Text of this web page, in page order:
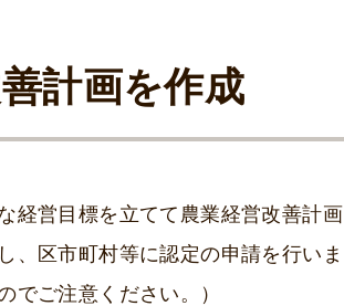
計画を作成
経営目標を立てて農業経営改善計画
、区市町村等に認定の申請を行いま
でご注意ください。）